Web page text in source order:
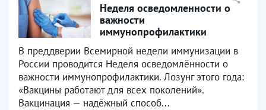
Неделя осведомленности о
важности
иммунопрофилактики
В преддверии Всемирной недели иммунизации в
России проводится Неделя осведомлённости о
важности иммунопрофилактики. Лозунг этого года:
«Вакцины работают для всех поколений».
Вакцинация — надёжный способ...